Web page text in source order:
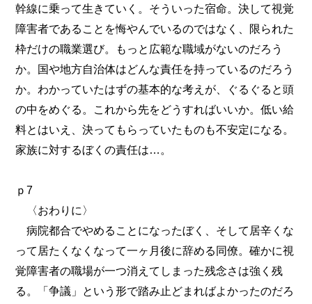
幹線に乗って生きていく。そういった宿命。決して視覚
障害者であることを悔やんでいるのではなく、限られた
枠だけの職業選び。もっと広範な職域がないのだろう
か。国や地方自治体はどんな責任を持っているのだろう
か。わかっていたはずの基本的な考えが、ぐるぐると頭
の中をめぐる。これから先をどうすればいいか。低い給
料とはいえ、決ってもらっていたものも不安定になる。
家族に対するぼくの責任は…。
ｐ7
〈おわりに〉
病院都合でやめることになったぼく、そして居辛くな
って居たくなくなって一ヶ月後に辞める同僚。確かに視
覚障害者の職場が一つ消えてしまった残念さは強く残
る。「争議」という形で踏み止どまればよかったのだろ